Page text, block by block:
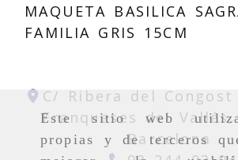
Este sitio web
propias y de terceros
MAQUETA BASILICA
FAMILIA GRIS 15CM
C/ Ribera del
Franqueses del
Barcelona